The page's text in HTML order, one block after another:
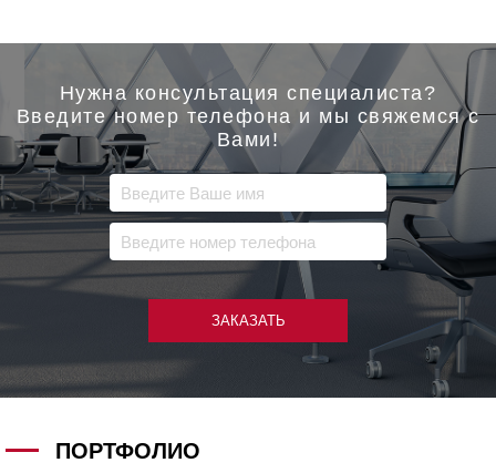
Нужна консультация специалиста?
Введите номер телефона и мы свяжемся с
Вами!
ЗАКАЗАТЬ
ПОРТФОЛИО